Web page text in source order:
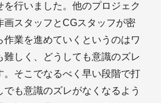
を行いました。他のプロジェク
画スタッフとCGスタッフが密
作業を進めていくというのはワ
難しく、どうしても意識のズレ
。そこでなるべく早い段階で打
も意識のズレがなくなるよう